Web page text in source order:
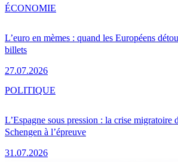
L’euro en mèmes : quand les Européens
billets
27.07.2026
ÉCONOMIE
L’Espagne sous pression : la crise migratoire
Schengen à l’épreuve
31.07.2026
POLITIQUE